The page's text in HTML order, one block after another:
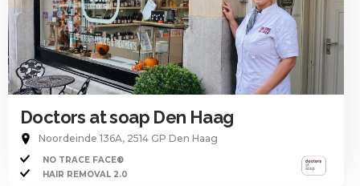
Doctors at soap Den Haag
Noordeinde 136A, 2514 GP Den Haag
NO TRACE FACE®
HAIR REMOVAL 2.0